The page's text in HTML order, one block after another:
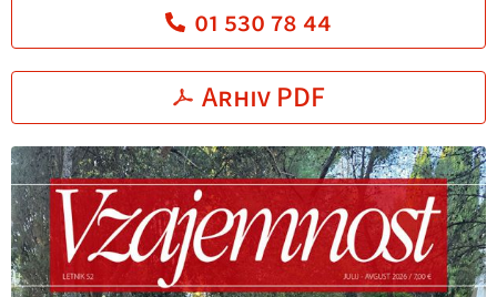
01 530 78 44
Arhiv PDF